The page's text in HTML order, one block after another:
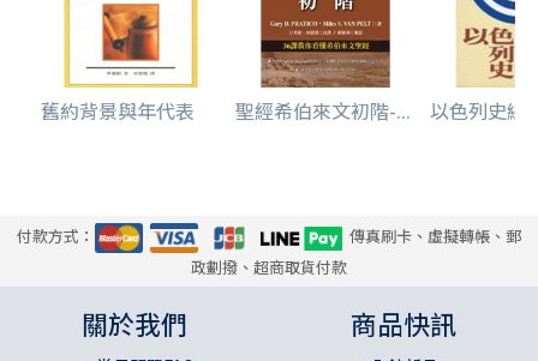
舊約背景與年代表 聖經希伯來文初階-... 以色列史綜
付款方式：
傳真刷卡、虛擬轉帳、郵
政劃撥、超商取貨付款
關於我們 商品快訊